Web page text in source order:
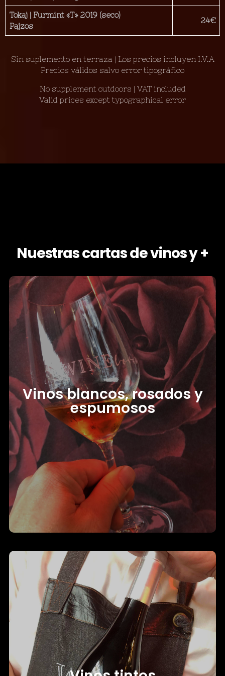
Tokaj| Furmint «T» 2019 (seco)
Pajzos
24€
Sin suplemento en terraza | Los precios incluyen I.V.A
Precios válidos salvo error tipográfico
No supplement outdoors | VAT included
Valid prices except typographical error
Nuestras cartas de vinos y +
Vinos blancos, rosados y
espumosos
Descubre nuestros vinos blancos, rosados y
espumosos